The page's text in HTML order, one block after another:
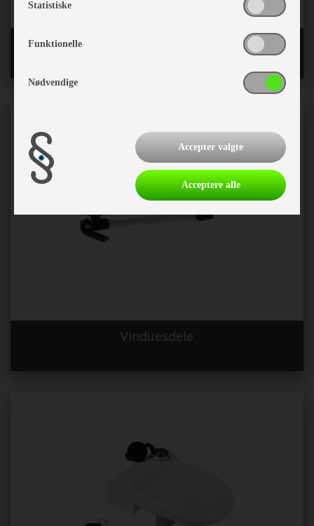
Teltskinner og pyntelister
Vinduesdele
Statistiske
Funktionelle
Nødvendige
Accepter valgte
Acceptere alle